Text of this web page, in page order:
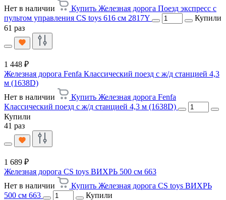
Нет в наличии
Купить Железная дорога Поезд экспресс с
пультом управления CS toys 616 см 2817Y
Купили
61 раз
1 448 ₽
Железная дорога Fenfa Классический поезд с ж/д станцией 4,3
м (1638D)
Нет в наличии
Купить Железная дорога Fenfa
Классический поезд с ж/д станцией 4,3 м (1638D)
Купили
41 раз
1 689 ₽
Железная дорога CS toys ВИХРЬ 500 см 663
Нет в наличии
Купить Железная дорога CS toys ВИХРЬ
500 см 663
Купили